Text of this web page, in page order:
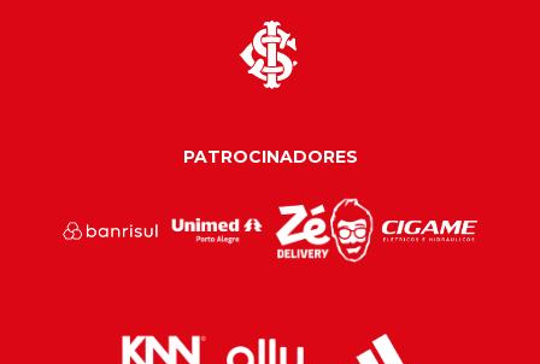
PATROCINADORES